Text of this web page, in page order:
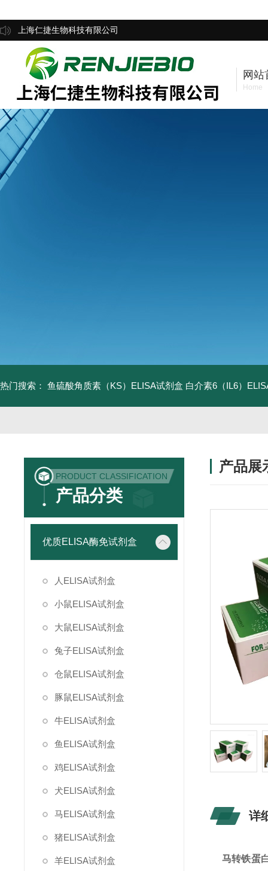
上海仁捷生物科技有限公司
网站
Home
热门搜索： 鱼硫酸角质素（KS）ELISA试剂盒 白介素6（IL6）
PRODUCT CLASSIFICATION
产品分类
优质ELISA酶免试剂盒
人ELISA试剂盒
小鼠ELISA试剂盒
大鼠ELISA试剂盒
兔子ELISA试剂盒
仓鼠ELISA试剂盒
豚鼠ELISA试剂盒
牛ELISA试剂盒
鱼ELISA试剂盒
鸡ELISA试剂盒
犬ELISA试剂盒
马ELISA试剂盒
猪ELISA试剂盒
羊ELISA试剂盒
产品展
详
马转铁蛋